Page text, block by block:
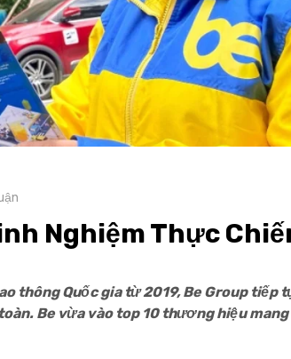
Nghiệm Thực
thông Quốc gia từ 2019, Be Group tiếp
Be vừa vào top 10 thương hiệu